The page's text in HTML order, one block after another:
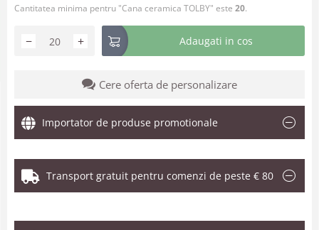
Cantitatea minima pentru "Cana ceramica TOLBY" este 20.
+
− Adaugati in cos
Cere oferta de personalizare
Importator de produse promotionale
Transport gratuit pentru comenzi de peste € 80